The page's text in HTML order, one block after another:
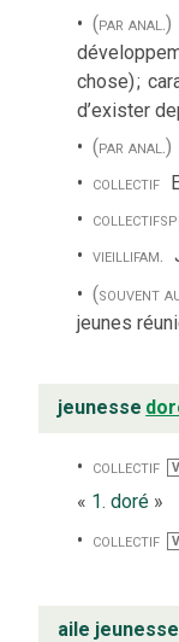
(par anal.)
chose);
d’exister
(par anal.)
collectif
collectif
vieillifam.
(souvent
jeunes
jeunesse
collectif
« 1. doré »
collectif
aile jeunesse